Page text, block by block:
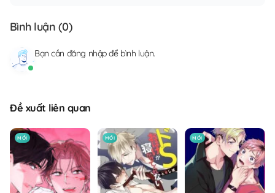
Bình luận (0)
Bạn cần đăng nhậpđể bình luận.
Đề xuất liên quan
MỚI MỚI MỚI